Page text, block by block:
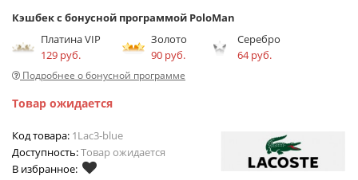
Кэшбек с бонусной программой PoloMan
Платина VIP
129 руб.
Золото
90 руб.
Серебро
64 руб.
Подробнее о бонусной программе
Товар ожидается
Код товара: 1Lac3-blue
Доступность:Товар ожидается
В избранное: